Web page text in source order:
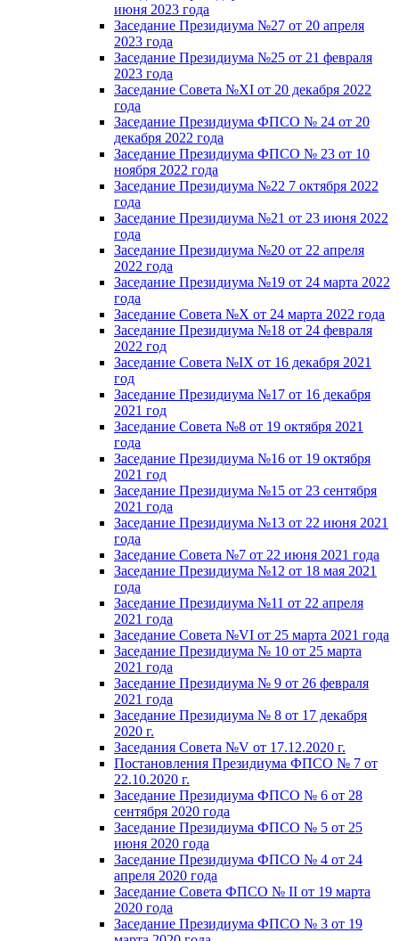
июня 2023 года
Заседание Президиума №27 от 20 апреля
2023 года
Заседание Президиума №25 от 21 февраля
2023 года
Заседание Совета №XI от 20 декабря 2022
года
Заседание Президиума ФПСО № 24 от 20
декабря 2022 года
Заседание Президиума ФПСО № 23 от 10
ноября 2022 года
Заседание Президиума №22 7 октября 2022
года
Заседание Президиума №21 от 23 июня 2022
года
Заседание Президиума №20 от 22 апреля
2022 года
Заседание Президиума №19 от 24 марта 2022
года
Заседание Совета №X от 24 марта 2022 года
Заседание Президиума №18 от 24 февраля
2022 год
Заседание Совета №IX от 16 декабря 2021
год
Заседание Президиума №17 от 16 декабря
2021 год
Заседание Совета №8 от 19 октября 2021
года
Заседание Президиума №16 от 19 октября
2021 год
Заседание Президиума №15 от 23 сентября
2021 года
Заседание Президиума №13 от 22 июня 2021
года
Заседание Совета №7 от 22 июня 2021 года
Заседание Президиума №12 от 18 мая 2021
года
Заседание Президиума №11 от 22 апреля
2021 года
Заседание Совета №VI от 25 марта 2021 года
Заседание Президиума № 10 от 25 марта
2021 года
Заседание Президиума № 9 от 26 февраля
2021 года
Заседание Президиума № 8 от 17 декабря
2020 г.
Заседания Совета №V от 17.12.2020 г.
Постановления Президиума ФПСО № 7 от
22.10.2020 г.
Заседание Президиума ФПСО № 6 от 28
сентября 2020 года
Заседание Президиума ФПСО № 5 от 25
июня 2020 года
Заседание Президиума ФПСО № 4 от 24
апреля 2020 года
Заседание Совета ФПСО № II от 19 марта
2020 года
Заседание Президиума ФПСО № 3 от 19